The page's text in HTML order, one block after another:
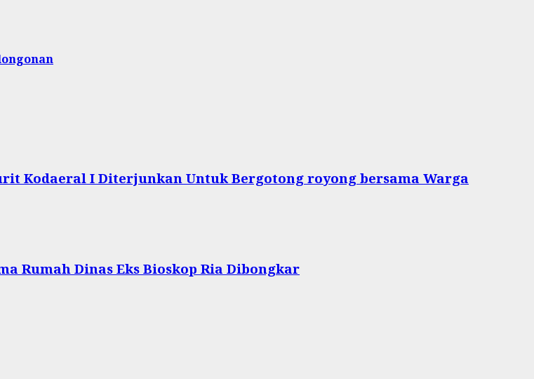
Kodaeral I Diterjunkan Untuk Bergotong royong bersama Warga
Rumah Dinas Eks Bioskop Ria Dibongkar